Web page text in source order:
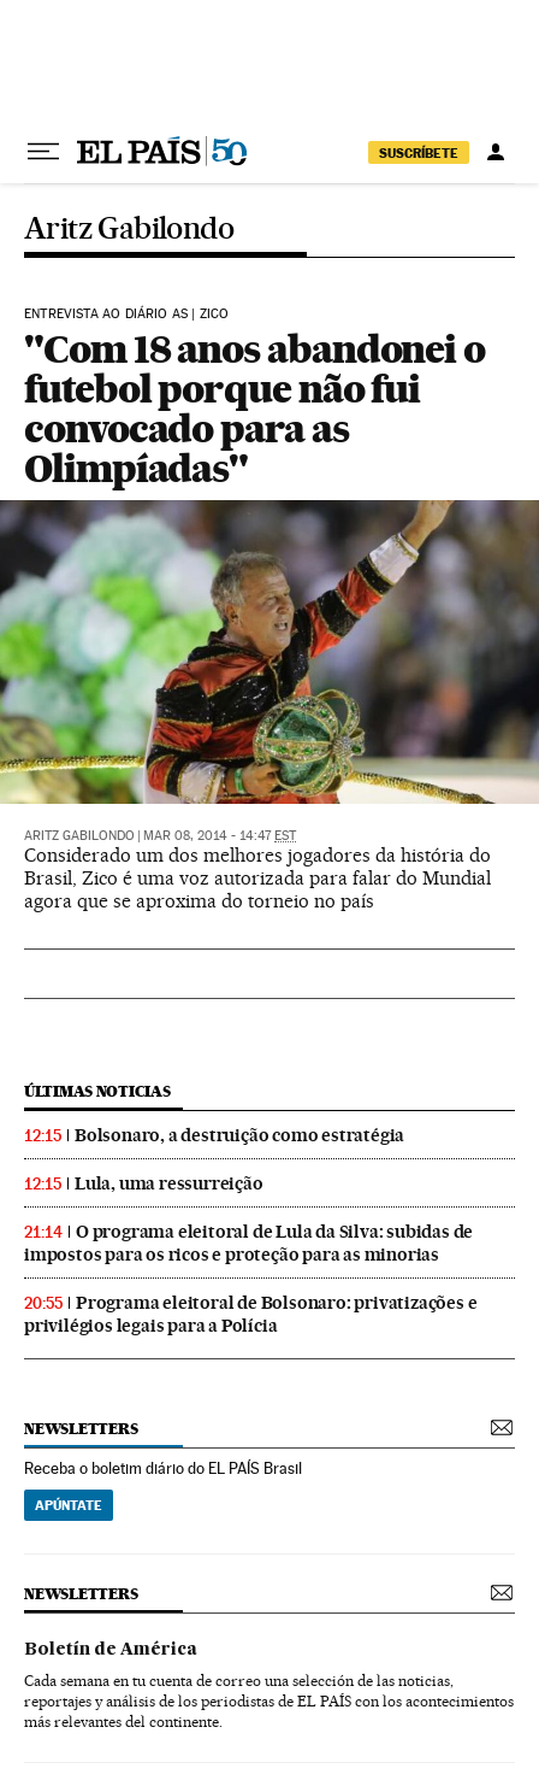
SUSCRÍBETE
Aritz Gabilondo
ENTREVISTA AO DIÁRIO AS | ZICO
"Com 18 anos abandonei o
futebol porque não fui
convocado para as
Olimpíadas"
ARITZ GABILONDO MAR 08, 2014 - 14:47 EST
Considerado um dos melhores jogadores da história do
Brasil, Zico é uma voz autorizada para falar do Mundial
agora que se aproxima do torneio no país
ÚLTIMAS NOTICIAS
12:15 Bolsonaro, a destruição como estratégia
12:15 Lula, uma ressurreição
21:14
O programa eleitoral de Lula da Silva: subidas de
impostos para os ricos e proteção para as minorias
20:55
Programa eleitoral de Bolsonaro: privatizações e
privilégios legais para a Polícia
NEWSLETTERS
Receba o boletim diário do EL PAÍS Brasil
APÚNTATE
NEWSLETTERS
Boletín de América
Cada semana en tu cuenta de correo una selección de las noticias,
reportajes y análisis de los periodistas de EL PAÍS con los acontecimientos
más relevantes del continente.